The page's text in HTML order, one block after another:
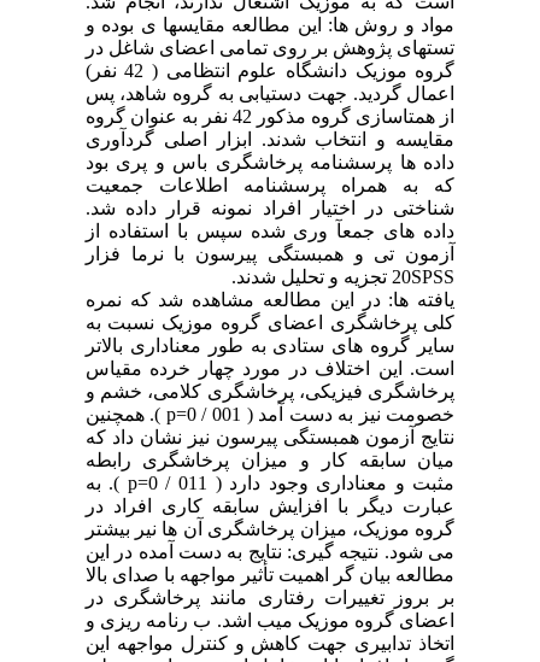
مواد و روش ها: این مطالعه مقایسها ی بوده و
تستهای پژوهش بر روی تمامی اعضای شاغل در
گروه موزیک دانشگاه علوم انتظامی ( 42 نفر)
اعمال گردید. جهت دستیابی به گروه شاهد، پس
از همتاسازی گروه مذکور 42 نفر به عنوان گروه
مقایسه و انتخاب شدند. ابزار اصلی گردآوری
داده ها پرسشنامه پرخاشگری باس و پری بود
که به همراه پرسشنامه اطلاعات جمعیت
شناختی در اختیار افراد نمونه قرار داده شد.
داده های جمعآ وری شده سپس با استفاده از
آزمون تی و همبستگی پیرسون با نرما فزار
20SPSS تجزیه و تحلیل شدند.
یافته ها: در این مطالعه مشاهده شد که نمره
کلی پرخاشگری اعضای گروه موزیک نسبت به
سایر گروه های ستادی به طور معناداری بالاتر
است. این اختلاف در مورد چهار خرده مقیاس
پرخاشگری فیزیکی، پرخاشگری کلامی، خشم و
خصومت نیز به دست آمد ( 001 / p=0 ). همچنین
نتایج آزمون همبستگی پیرسون نیز نشان داد که
میان سابقه کار و میزان پرخاشگری رابطه
مثبت و معناداری وجود دارد ( 011 / p=0 ). به
عبارت دیگر با افزایش سابقه کاری افراد در
گروه موزیک، میزان پرخاشگری آن ها نیر بیشتر
می شود. نتیجه گیری: نتایج به دست آمده در این
مطالعه بیان گر اهمیت تأثیر مواجهه با صدای بالا
بر بروز تغییرات رفتاری مانند پرخاشگری در
اعضای گروه موزیک میب اشد. ب رنامه ریزی و
اتخاذ تدابیری جهت کاهش و کنترل مواجهه این